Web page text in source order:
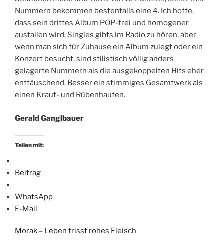
Nummern bekommen bestenfalls eine 4. Ich hoffe,
dass sein drittes Album POP-frei und homogener
ausfallen wird. Singles gibts im Radio zu hören, aber
wenn man sich für Zuhause ein Album zulegt oder ein
Konzert besucht, sind stilistisch völlig anders
gelagerte Nummern als die ausgekoppelten Hits eher
enttäuschend. Besser ein stimmiges Gesamtwerk als
einen Kraut- und Rübenhaufen.
Gerald Ganglbauer
Teilen mit:
Beitrag
WhatsApp
E-Mail
Morak – Leben frisst rohes Fleisch